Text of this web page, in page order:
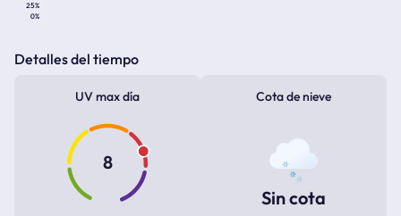
25%
0%
Detalles del tiempo
UV max día
8
Cota de nieve
Sin cota